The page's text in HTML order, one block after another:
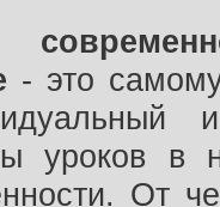
- это
уроков в
От